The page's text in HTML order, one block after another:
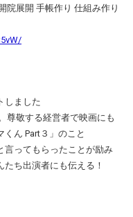
院展開 手帳作り 仕組み作り
しました
尊敬する経営者で映画にも
ん Part３」のこと
ってもらったことが励み
ち出演者にも伝える！